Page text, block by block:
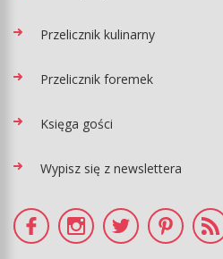
Przelicznik kulinarny
Przelicznik foremek
Księga gości
Wypisz się z newslettera